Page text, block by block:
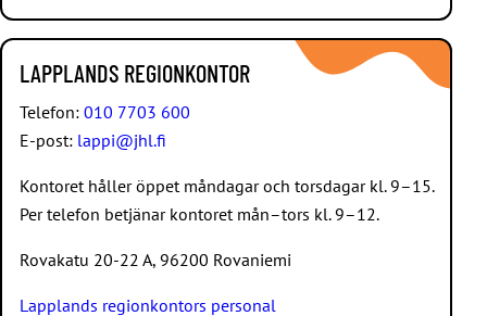
LAPPLANDS REGIONKONTOR
Telefon: 010 7703 600
E-post: lappi@jhl.fi
Kontoret håller öppet måndagar och torsdagar kl. 9–15.
Per telefon betjänar kontoret mån–tors kl. 9–12.
Rovakatu 20-22 A, 96200 Rovaniemi
Lapplands regionkontors personal